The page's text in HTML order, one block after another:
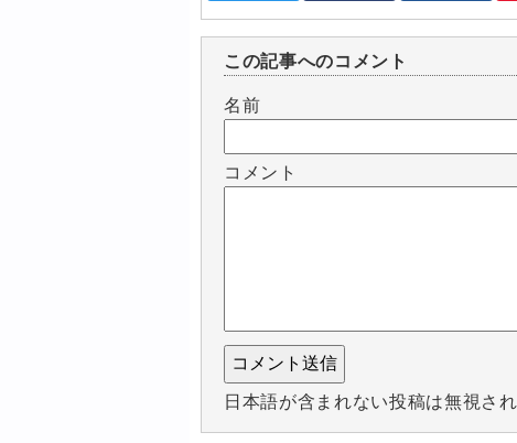
この記事へのコメント
名前
コメント
日本語が含まれない投稿は無視さ